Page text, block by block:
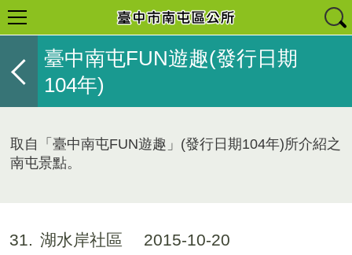
臺中南屯FUN遊趣(發行日期
104年)
取自「臺中南屯FUN遊趣」(發行日期104年)所介紹之
南屯景點。
31 湖水岸社區 2015-10-20